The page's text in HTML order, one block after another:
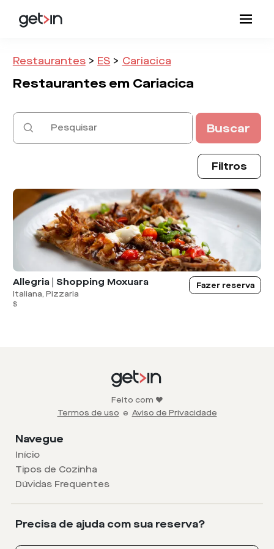
Restaurantes > ES > Cariacica
Restaurantes em Cariacica
Buscar
Filtros
Allegria | Shopping Moxuara
Italiana, Pizzaria
$
Fazer reserva
Feito com ❤️
Termos de uso e Aviso de Privacidade
Navegue
Início
Tipos de Cozinha
Dúvidas Frequentes
Precisa de ajuda com sua reserva?